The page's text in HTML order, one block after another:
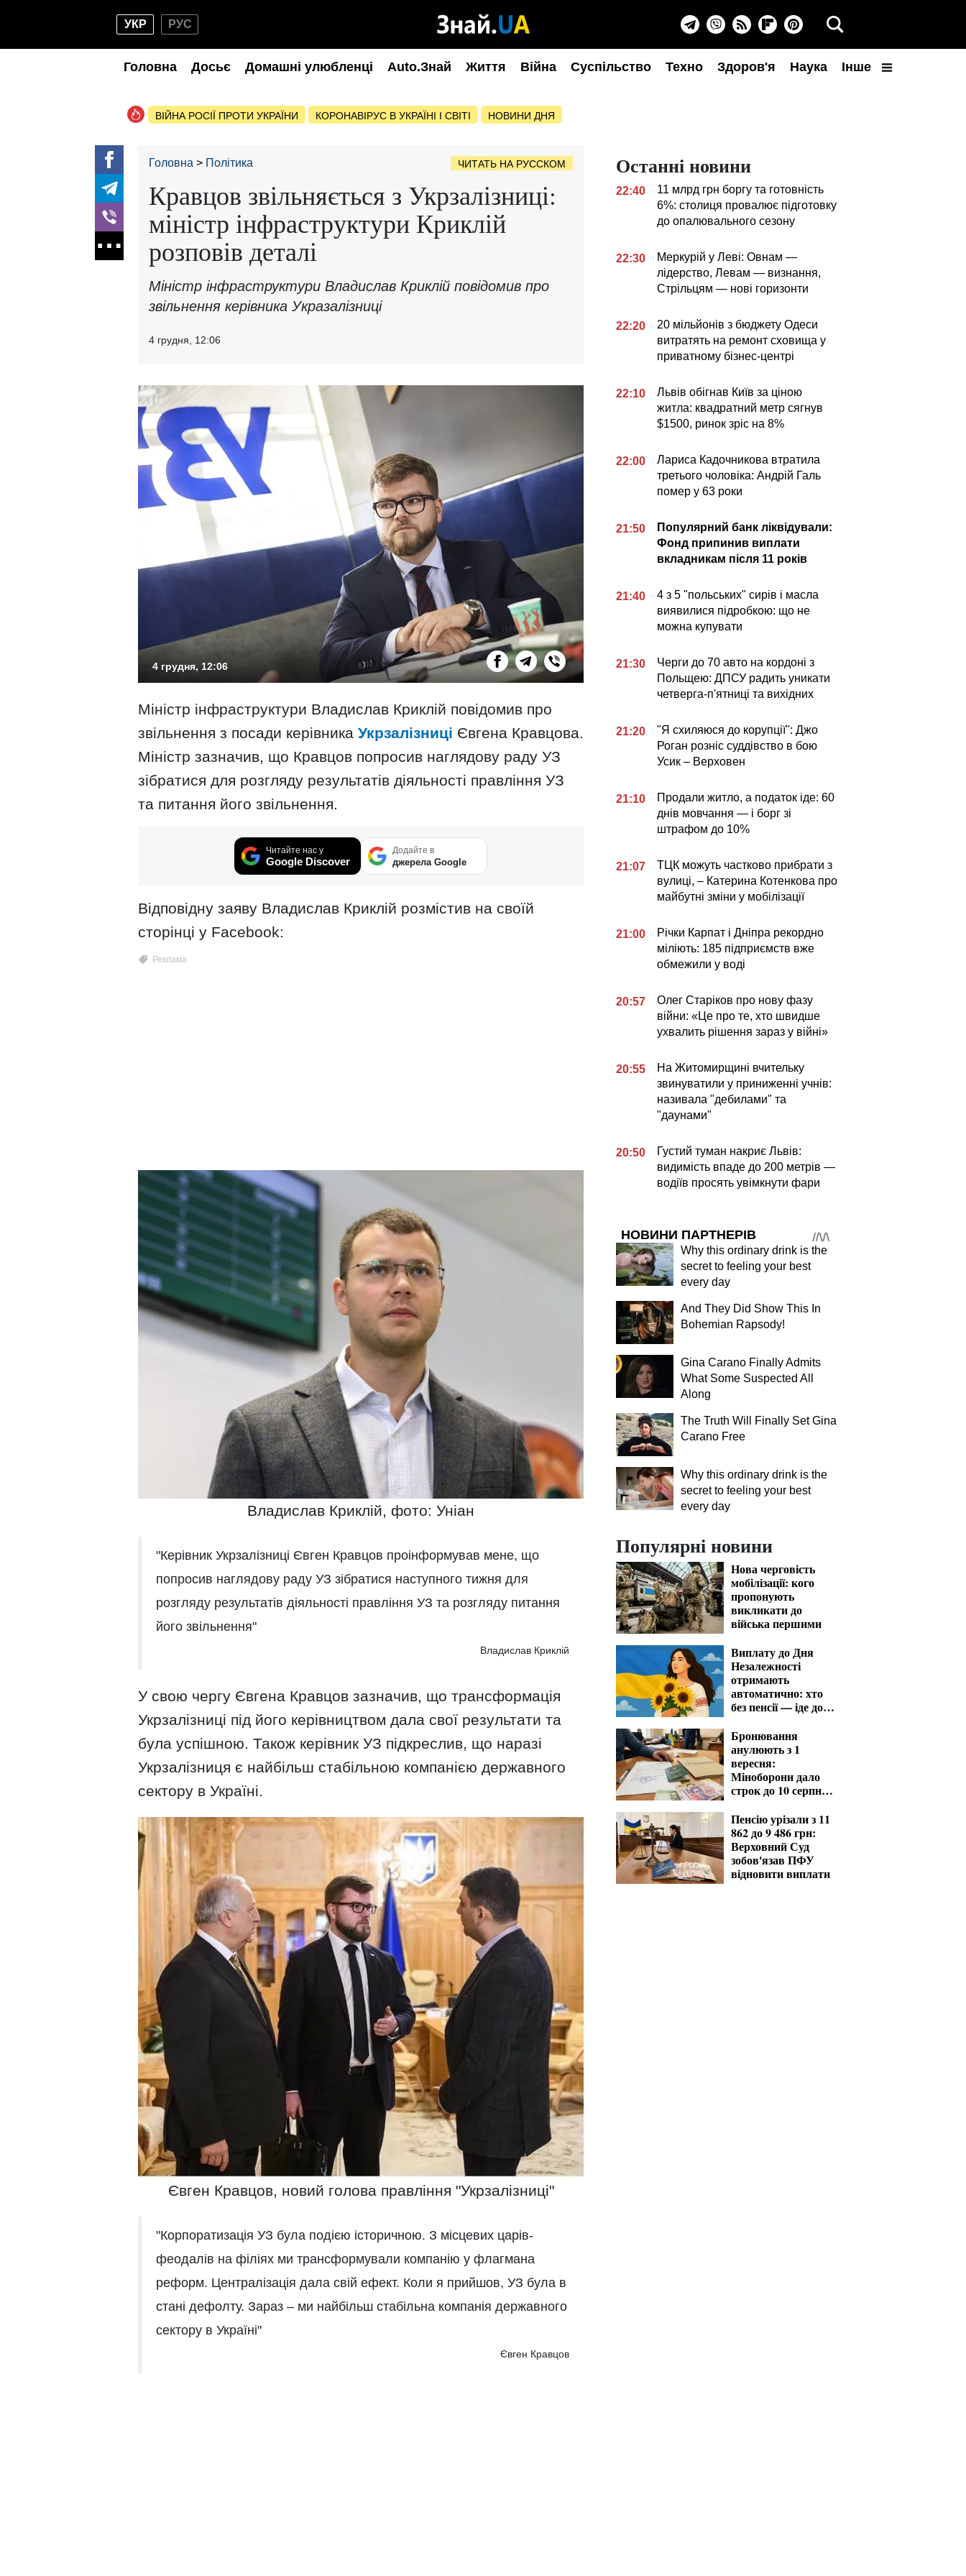
УКР РУС
Головна Досьє Домашні улюбленці Auto.Знай Життя Війна Суспільство Техно Здоров'я Наука Інше
ВІЙНА РОСІЇ ПРОТИ УКРАЇНИ КОРОНАВІРУС В УКРАЇНІ І СВІТІ НОВИНИ ДНЯ
Головна Політика ЧИТАТЬ НА РУССКОМ
Кравцов звільняється з Укрзалізниці:
міністр інфраструктури Криклій
розповів деталі
Міністр інфраструктури Владислав Криклій повідомив про
звільнення керівника Укразалізниці
4 грудня, 12:06
4 грудня, 12:06
Міністр інфраструктури Владислав Криклій повідомив про
звільнення з посади керівника Укрзалізниці Євгена Кравцова.
Міністр зазначив, що Кравцов попросив наглядову раду УЗ
зібратися для розгляду результатів діяльності правління УЗ
та питання його звільнення.
Читайте нас у
Google Discover
Додайте в
джерела Google
Відповідну заяву Владислав Криклій розмістив на своїй
сторінці у Facebook:
Владислав Криклій, фото: Уніан
"Керівник Укрзалізниці Євген Кравцов проінформував мене, що
попросив наглядову раду УЗ зібратися наступного тижня для
розгляду результатів діяльності правління УЗ та розгляду питання
його звільнення"
Владислав Криклій
У свою чергу Євгена Кравцов зазначив, що трансформація
Укрзалізниці під його керівництвом дала свої результати та
була успішною. Також керівник УЗ підкреслив, що наразі
Укрзалізниця є найбільш стабільною компанією державного
сектору в Україні.
Євген Кравцов, новий голова правління "Укрзалізниці"
"Корпоратизація УЗ була подією історичною. З місцевих царів-
феодалів на філіях ми трансформували компанію у флагмана
реформ. Централізація дала свій ефект. Коли я прийшов, УЗ була в
стані дефолту. Зараз – ми найбільш стабільна компанія державного
сектору в Україні"
Євген Кравцов
Останні новини
22:40
11 млрд грн боргу та готовність
6%: столиця провалює підготовку
до опалювального сезону
22:30
Меркурій у Леві: Овнам —
лідерство, Левам — визнання,
Стрільцям — нові горизонти
22:20
20 мільйонів з бюджету Одеси
витратять на ремонт сховища у
приватному бізнес-центрі
22:10
Львів обігнав Київ за ціною
житла: квадратний метр сягнув
$1500, ринок зріс на 8%
22:00
Лариса Кадочникова втратила
третього чоловіка: Андрій Галь
помер у 63 роки
21:50
Популярний банк ліквідували:
Фонд припинив виплати
вкладникам після 11 років
21:40
4 з 5 "польських" сирів і масла
виявилися підробкою: що не
можна купувати
21:30
Черги до 70 авто на кордоні з
Польщею: ДПСУ радить уникати
четверга-п'ятниці та вихідних
21:20
"Я схиляюся до корупції": Джо
Роган розніс суддівство в бою
Усик – Верховен
21:10
Продали житло, а податок іде: 60
днів мовчання — і борг зі
штрафом до 10%
21:07
ТЦК можуть частково прибрати з
вулиці, – Катерина Котенкова про
майбутні зміни у мобілізації
21:00
Річки Карпат і Дніпра рекордно
міліють: 185 підприємств вже
обмежили у воді
20:57
Олег Старіков про нову фазу
війни: «Це про те, хто швидше
ухвалить рішення зараз у війні»
20:55
На Житомирщині вчительку
звинуватили у приниженні учнів:
називала "дебилами" та
"даунами"
20:50
Густий туман накриє Львів:
видимість впаде до 200 метрів —
водіїв просять увімкнути фари
НОВИНИ ПАРТНЕРІВ
Why this ordinary drink is the
secret to feeling your best
every day
And They Did Show This In
Bohemian Rapsody!
Gina Carano Finally Admits
What Some Suspected All
Along
The Truth Will Finally Set Gina
Carano Free
Why this ordinary drink is the
secret to feeling your best
every day
Популярні новини
Нова черговість
мобілізації: кого
пропонують
викликати до
війська першими
Виплату до Дня
Незалежності
отримають
автоматично: хто
без пенсії — іде до
Бронювання
анулюють з 1
вересня:
Міноборони дало
строк до 10 серпня
підприємств
Пенсію урізали з 11
862 до 9 486 грн:
Верховний Суд
зобов'язав ПФУ
відновити виплати